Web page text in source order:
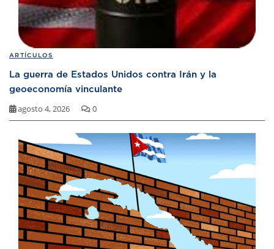
ARTÍCULOS
La guerra de Estados Unidos contra Irán y la
geoeconomía vinculante
agosto 4, 2026 0